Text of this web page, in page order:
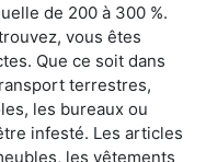
de 200 à 300 %.
vous êtes
Que ce soit dans
terrestres,
les bureaux ou
infesté. Les articles
les vêtements